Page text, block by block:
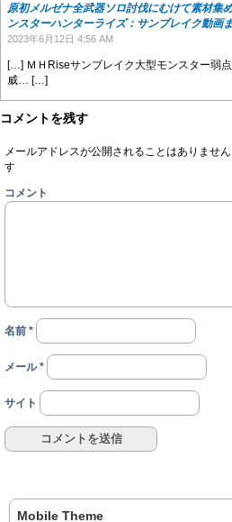
原初メルゼナ全武器ソロ討伐にむけて素材集
ンスターハンターライズ：サンブレイク動画
2023年6月12日 4:56 AM
[…] ＭＨRiseサンブレイク大型モンスター弱
威… […]
コメントを残す
メールアドレスが公開されることはありません
す
コメント
名前 *
メール*
サイト
Mobile Theme